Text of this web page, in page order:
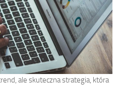
ale skuteczna strategia, która